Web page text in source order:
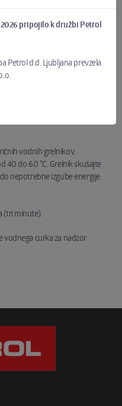
porabite 0,3 kWh
vodnih grelnikov,
40 do 60 °C. Grelnik skušajte
nepotrebne izgube energije.
(tri minute).
vodnega curka za nadzor
2026 pripojilo k družbi Petrol
Petrol d.d. Ljubljana prevzela